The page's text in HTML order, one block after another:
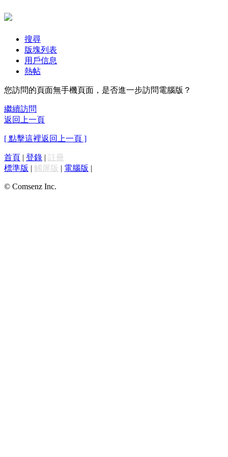
搜尋
版塊列表
用戶信息
熱帖
您訪問的頁面無手機頁面，是否進一步訪問電腦版？
繼續訪問
返回上一頁
[ 點擊這裡返回上一頁 ]
首頁 | 登錄 | 註冊
標準版 | 觸屏版 | 電腦版 |
© Comsenz Inc.